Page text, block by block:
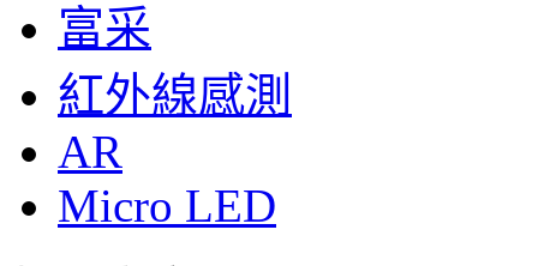
富采
紅外線感測
AR
Micro LED